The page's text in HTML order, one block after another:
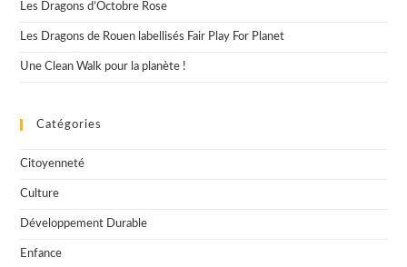
Les Dragons d’Octobre Rose
Les Dragons de Rouen labellisés Fair Play For Planet
Une Clean Walk pour la planète !
Catégories
Citoyenneté
Culture
Développement Durable
Enfance